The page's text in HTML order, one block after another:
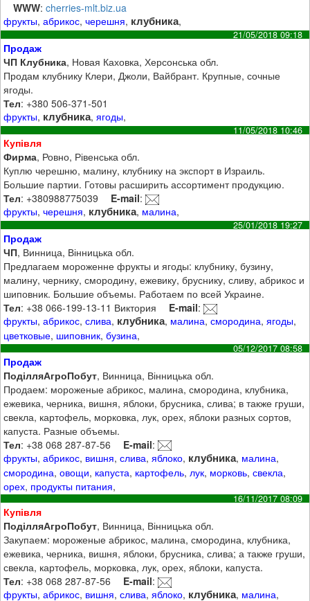
WWW:cherries-mlt.biz.ua
фрукты,абрикос,черешня, клубника,
21/05/2018 09:18
Продаж
ЧП Клубника, Новая Каховка, Херсонська обл.
Продам клубнику Клери, Джоли, Вайбрант. Крупные, сочные
ягоды.
Тел: +380 506-371-501
фрукты, клубника,ягоды,
11/05/2018 10:46
Купівля
Фирма, Ровно, Рівенська обл.
Куплю черешню, малину, клубнику на экспорт в Израиль.
Большие партии. Готовы расширить ассортимент продукцию.
Тел: +380988775039 E-mail:
фрукты,черешня, клубника, малина,
25/01/2018 19:27
Продаж
ЧП, Винница, Вінницька обл.
Предлагаем мороженне фрукты и ягоды: клубнику, бузину,
малину, чернику, смородину, ежевику, бруснику, сливу, абрикос и
шиповник. Большие объемы. Работаем по всей Украине.
Тел: +38 066-199-13-11 Виктория E-mail:
фрукты,абрикос,слива, клубника, малина,смородина,ягоды,
цветковые, шиповник,бузина,
05/12/2017 08:58
Продаж
ПоділляАгроПобут, Винница, Вінницька обл.
Продаем: мороженые абрикос, малина, смородина, клубника,
ежевика, черника, вишня, яблоки, брусника, слива; в также груши,
свекла, картофель, морковка, лук, орех, яблоки разных сортов,
капуста. Разные объемы.
Тел: +38 068 287-87-56 E-mail:
фрукты,абрикос, вишня,слива,яблоко, клубника, малина,
смородина,овощи, капуста, картофель, лук, морковь,свекла,
орех, продукты питания,
16/11/2017 08:09
Купівля
ПоділляАгроПобут, Винница, Вінницька обл.
Закупаем: мороженые абрикос, малина, смородина, клубника,
ежевика, черника, вишня, яблоки, брусника, слива; а также груши,
свекла, картофель, морковка, лук, орех, яблоки, капуста.
Тел: +38 068 287-87-56 E-mail:
фрукты,абрикос, вишня,слива,яблоко, клубника, малина,